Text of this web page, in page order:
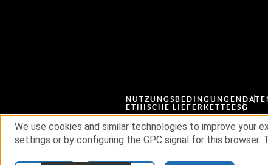
NUTZUNGSBEDINGUNGEN
ETHISCHE LIEFERKETTE ESG
We use cookies and similar technologies to improve your
settings or by configuring the GPC signal for this browser.